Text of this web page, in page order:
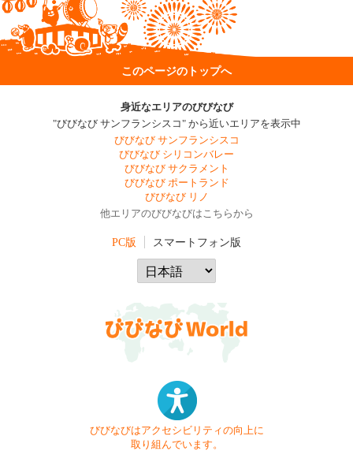
このページのトップへ
身近なエリアのびびなび
"びびなび サンフランシスコ" から近いエリアを表示中
びびなび サンフランシスコ
びびなび シリコンバレー
びびなび サクラメント
びびなび ポートランド
びびなび リノ
他エリアのびびなびはこちらから
PC版 スマートフォン版
びびなびはアクセシビリティの向上に
取り組んでいます。